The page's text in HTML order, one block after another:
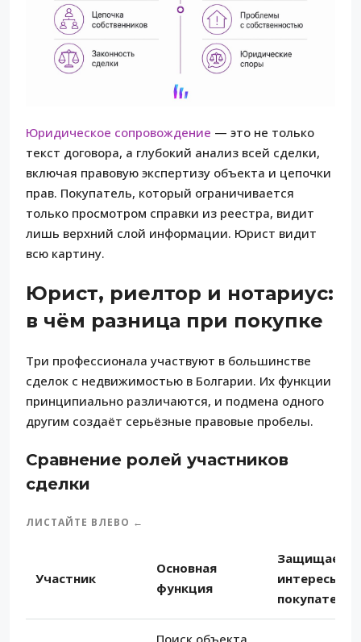
Юридическое сопровождение — это не только
текст договора, а глубокий анализ всей сделки,
включая правовую экспертизу объекта и цепочки
прав. Покупатель, который ограничивается
только просмотром справки из реестра, видит
лишь верхний слой информации. Юрист видит
всю картину.
Юрист, риелтор и нотариус:
в чём разница при покупке
Три профессионала участвуют в большинстве
сделок с недвижимостью в Болгарии. Их функции
принципиально различаются, и подмена одного
другим создаёт серьёзные правовые пробелы.
Сравнение ролей участников
сделки
ЛИСТАЙТЕ ВЛЕВО ←
Участник
Основная
функция
Защищает
интересы
покупателя?